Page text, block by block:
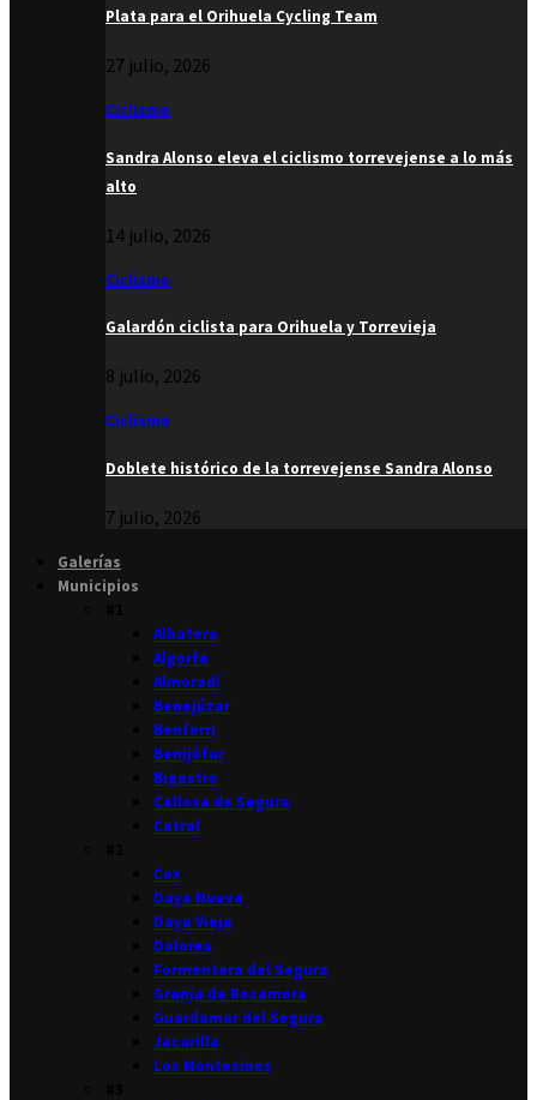
Plata para el Orihuela Cycling Team
27 julio, 2026
Ciclismo
Sandra Alonso eleva el ciclismo torrevejense a lo más
alto
14 julio, 2026
Ciclismo
Galardón ciclista para Orihuela y Torrevieja
8 julio, 2026
Ciclismo
Doblete histórico de la torrevejense Sandra Alonso
7 julio, 2026
Galerías
Municipios
Albatera
Algorfa
Almoradí
Benejúzar
Benferri
Benijófar
Bigastro
Callosa de Segura
Catral
Cox
Daya Nueva
Daya Vieja
Dolores
Formentera del Segura
Granja de Rocamora
Guardamar del Segura
Jacarilla
Los Montesinos